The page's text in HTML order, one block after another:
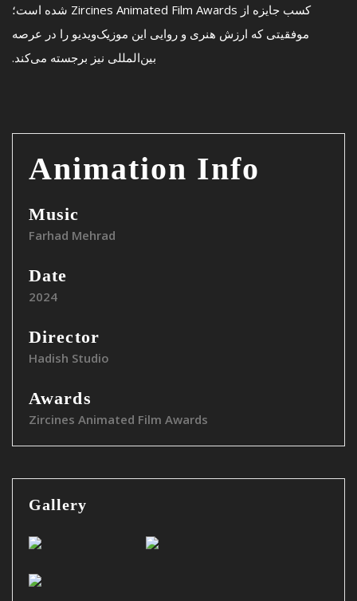
کسب جایزه از Zircines Animated Film Awards شده است؛
موفقیتی که ارزش هنری و روایی این موزیک‌ویدیو را در عرصه
بین‌المللی نیز برجسته می‌کند.
Animation Info
Music
Farhad Mehrad
Date
2024
Director
Hadish Studio
Awards
Zircines Animated Film Awards
Gallery